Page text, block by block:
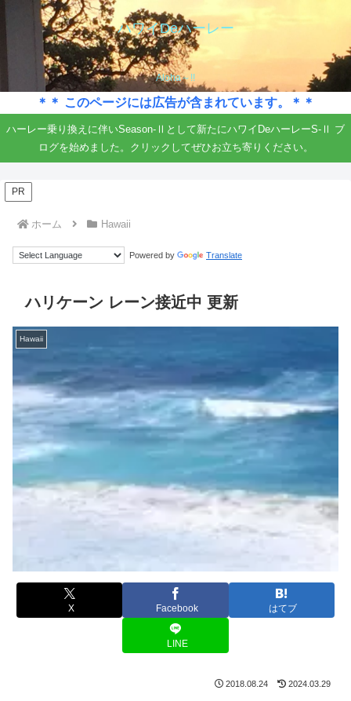
ハワイDeハーレー
Aloha～!!
＊＊ このページには広告が含まれています。＊＊
ハーレー乗り換えに伴いSeason-Ⅱとして新たにハワイDeハーレーS-Ⅱ ブ
ログを始めました。クリックしてぜひお立ち寄りください。
PR
ホーム Hawaii
Powered by Translate
ハリケーン レーン接近中 更新
Hawaii
X Facebook はてブ
LINE
2018.08.24 2024.03.29